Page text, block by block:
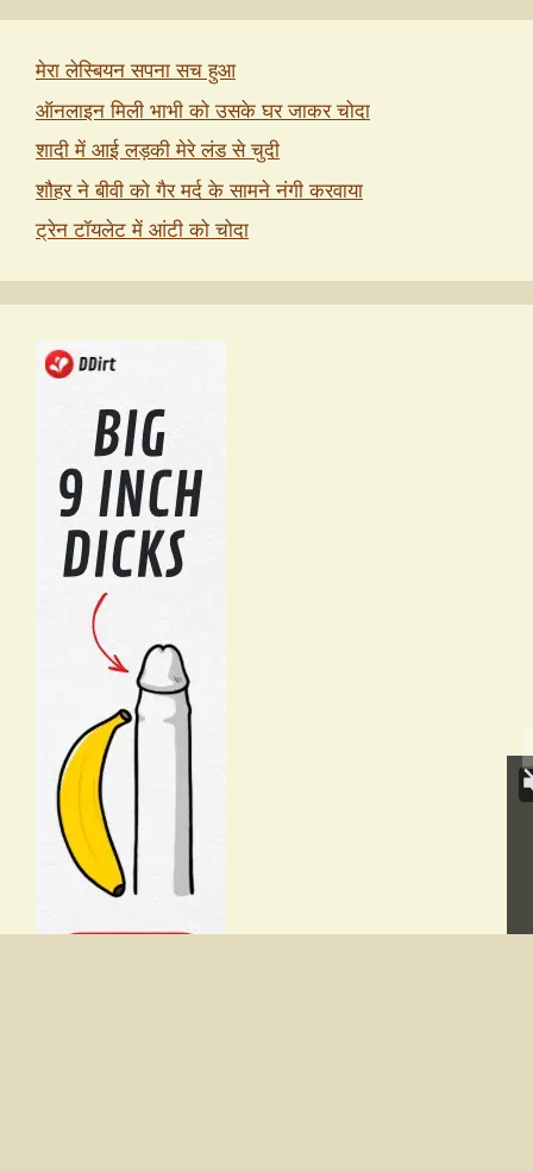
मेरा लेस्बियन सपना सच हुआ
ऑनलाइन मिली भाभी को उसके घर जाकर चोदा
शादी में आई लड़की मेरे लंड से चुदी
शौहर ने बीवी को गैर मर्द के सामने नंगी करवाया
ट्रेन टॉयलेट में आंटी को चोदा